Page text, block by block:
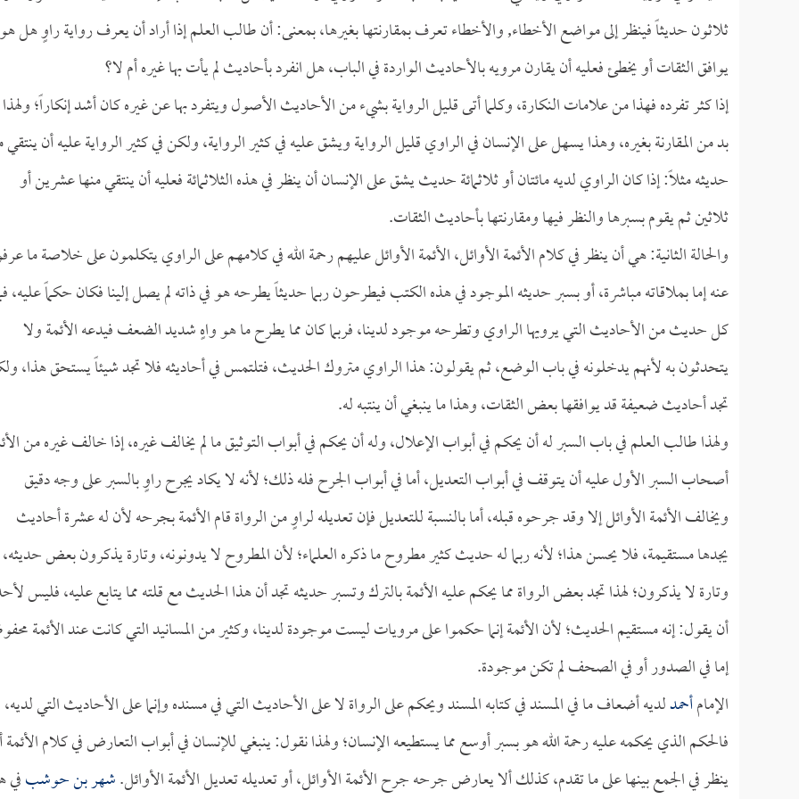
ثلاثون حديثاً فينظر إلى مواضع الأخطاء, والأخطاء تعرف بمقارنتها بغيرها، بمعنى: أن طالب العلم إذا أراد أن يعرف رواية راوٍ هل
يوافق الثقات أو يخطئ فعليه أن يقارن مرويه بالأحاديث الواردة في الباب، هل انفرد بأحاديث لم يأت بها غيره أم لا؟
إذا كثر تفرده فهذا من علامات النكارة، وكلما أتى قليل الرواية بشيء من الأحاديث الأصول ويتفرد بها عن غيره كان أشد إنكاراً؛
بد من المقارنة بغيره، وهذا يسهل على الإنسان في الراوي قليل الرواية ويشق عليه في كثير الرواية، ولكن في كثير الرواية عليه أن
حديثه مثلاً: إذا كان الراوي لديه مائتان أو ثلاثمائة حديث يشق على الإنسان أن ينظر في هذه الثلاثمائة فعليه أن ينتقي منها عشرين أو
ثلاثين ثم يقوم بسبرها والنظر فيها ومقارنتها بأحاديث الثقات.
والحالة الثانية: هي أن ينظر في كلام الأئمة الأوائل، الأئمة الأوائل عليهم رحمة الله في كلامهم على الراوي يتكلمون على خلاصة ما
عنه إما بملاقاته مباشرة، أو بسبر حديثه الموجود في هذه الكتب فيطرحون ربما حديثاً يطرحه هو في ذاته لم يصل إلينا فكان حكماً عليه،
كل حديث من الأحاديث التي يرويها الراوي وتطرحه موجود لدينا، فربما كان مما يطرح ما هو واهٍ شديد الضعف فيدعه الأئمة ولا
يتحدثون به لأنهم يدخلونه في باب الوضع، ثم يقولون: هذا الراوي متروك الحديث، فتلتمس في أحاديثه فلا تجد شيئاً يستحق هذا،
تجد أحاديث ضعيفة قد يوافقها بعض الثقات، وهذا ما ينبغي أن ينتبه له.
ولهذا طالب العلم في باب السبر له أن يحكم في أبواب الإعلال، وله أن يحكم في أبواب التوثيق ما لم يخالف غيره، إذا خالف غيره من
أصحاب السبر الأول عليه أن يتوقف في أبواب التعديل، أما في أبواب الجرح فله ذلك؛ لأنه لا يكاد يجرح راوٍ بالسبر على وجه دقيق
ويخالف الأئمة الأوائل إلا وقد جرحوه قبله، أما بالنسبة للتعديل فإن تعديله لراوٍ من الرواة قام الأئمة بجرحه لأن له عشرة أحاديث
يجدها مستقيمة، فلا يحسن هذا؛ لأنه ربما له حديث كثير مطروح ما ذكره العلماء؛ لأن المطروح لا يدونونه، وتارة يذكرون بعض حديثه،
وتارة لا يذكرون؛ لهذا تجد بعض الرواة مما يحكم عليه الأئمة بالترك وتسبر حديثه تجد أن هذا الحديث مع قلته مما يتابع عليه، فليس
أن يقول: إنه مستقيم الحديث؛ لأن الأئمة إنما حكموا على مرويات ليست موجودة لدينا، وكثير من المسانيد التي كانت عند الأئمة
إما في الصدور أو في الصحف لم تكن موجودة.
الإمامأحمدلديه أضعاف ما في المسند في كتابه المسند ويحكم على الرواة لا على الأحاديث التي في مسنده وإنما على الأحاديث التي لديه،
فالحكم الذي يحكمه عليه رحمة الله هو بسبر أوسع مما يستطيعه الإنسان؛ ولهذا نقول: ينبغي للإنسان في أبواب التعارض في كلام الأئمة
ينظر في الجمع بينها على ما تقدم، كذلك ألا يعارض جرحه جرح الأئمة الأوائل، أو تعديله تعديل الأئمة الأوائل.شهر بن حوشبفي